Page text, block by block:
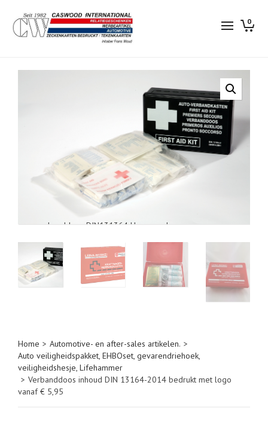
0
verbanddoos DIN131364 kleur rood
Home > Automotive- en after-sales artikelen. >
Auto veiligheidspakket, EHBOset, gevarendriehoek,
veiligheidshesje, Lifehammer
> Verbanddoos inhoud DIN 13164-2014 bedrukt met logo
vanaf € 5,95